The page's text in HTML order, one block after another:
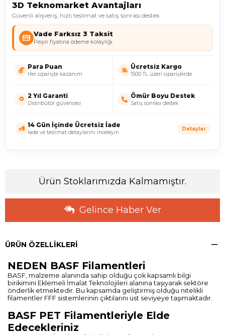
3D Teknomarket Avantajları
Güvenli alışveriş, hızlı teslimat ve satış sonrası destek
Vade Farksız 3 Taksit
Peşin fiyatına ödeme kolaylığı
Para Puan
Her siparişte kazanım
Ücretsiz Kargo
1500 TL üzeri siparişlerde
2 Yıl Garanti
Distribütör güvencesi
Ömür Boyu Destek
Satış sonrası destek
14 Gün İçinde Ücretsiz İade
İade ve teslimat detaylarını inceleyin
Detaylar
Ürün Stoklarımızda Kalmamıştır.
Gelince Haber Ver
ÜRÜN ÖZELLIKLERI
NEDEN BASF Filamentleri
BASF, malzeme alanında sahip olduğu çok kapsamlı bilgi
birikimini Eklemeli İmalat Teknolojileri alanına taşıyarak sektöre
önderlik etmektedir. Bu kapsamda geliştirmiş olduğu nitelikli
filamentler FFF sistemlerinin çıktılarını üst seviyeye taşımaktadır.
BASF PET Filamentleriyle Elde
Edecekleriniz